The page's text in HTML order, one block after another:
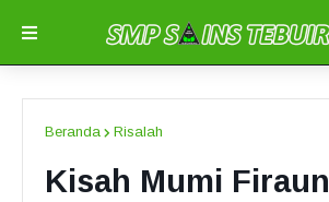
Beranda Risalah
Kisah Mumi Firaun